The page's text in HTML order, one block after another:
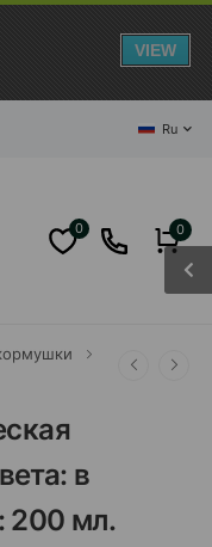
Ru
0 0
в
200 мл.
VIEW